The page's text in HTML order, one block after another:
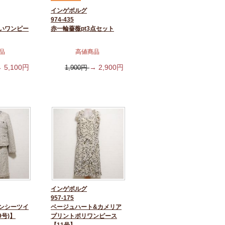
ワンピー
5,100円
インゲボルグ
974-435
赤一輪薔薇pt3点セット
高値商品
1,900円→ 2,900円
シーツイ
)】
インゲボルグ
957-175
ベージュハート&カメリア
プリントポリワンピース